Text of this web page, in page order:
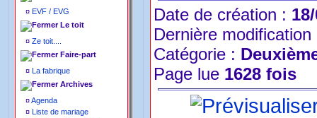
¤ EVF / EVG
Le toit
¤ Ze toit....
Faire-part
¤ La fabrique
Archives
¤Agenda
¤ Liste de mariage
Date de création :
Dernière
Catégorie :
Page lue 1628 fois